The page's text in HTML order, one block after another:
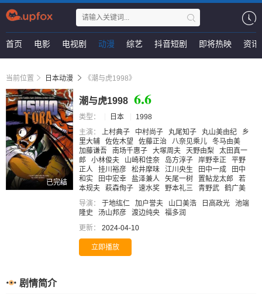
首页 电影 电视剧 动漫 综艺 抖音短剧 即将热映 资讯
当前位置 日本动漫 《潮与虎1998》
已完结
潮与虎1998 6.6
类型： 日本
1998
主演：
上村典子 中村尚子 丸尾知子 丸山美由纪
乡
里大辅
佐佐木望 佐藤正治 八奈见乘儿
冬马由美
加藤谦吾
南场千惠子 大塚周夫 天野由梨
太田真一
郎
小林俊夫 山崎和佳奈 岛方淳子 岸野幸正
平野
正人
挂川裕彦 松井摩味 江川央生 田中一成
田中
和实
田中宏幸 盐泽兼人 矢尾一树 置鲇龙太郎
若
本规夫
萩森侚子 速水奖 野本礼三 青野武
鹤广美
导演：
于地纮仁 加户誉夫 山口美浩 日高政光
池端
隆史
汤山邦彦 渡边纯央
福多润
更新：
2024-04-10
立即播放
剧情简介